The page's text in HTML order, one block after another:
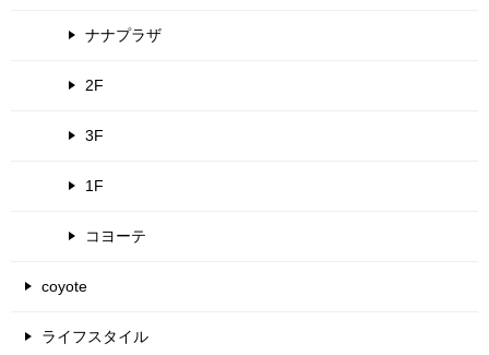
ナナプラザ
2F
3F
1F
コヨーテ
coyote
ライフスタイル